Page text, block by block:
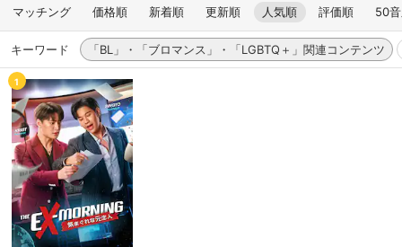
マッチング 価格順 新着順 更新順 人気順 評価順 50
キーワード 「BL」・「ブロマンス」・「LGBTQ＋」関連コンテンツ
1